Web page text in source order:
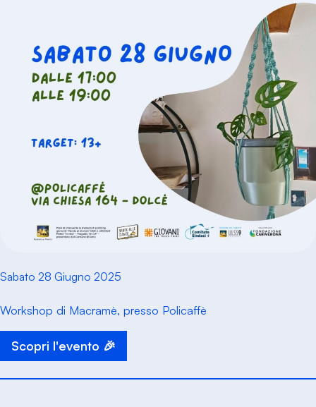
Sabato 28 Giugno 2025
Workshop di Macramè, presso Policaffè
Scopri l'evento 🎉